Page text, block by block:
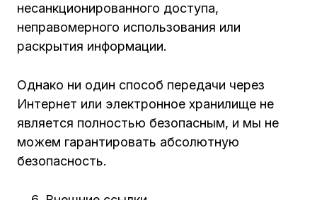
несанкционированного доступа,
неправомерного использования или
раскрытия информации.
Однако ни один способ передачи через
Интернет или электронное хранилище не
является полностью безопасным, и мы не
можем гарантировать абсолютную
безопасность.